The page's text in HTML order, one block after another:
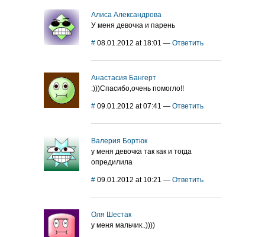
Алиса Александрова
У меня девочка и парень
# 08.01.2012 at 18:01 — Ответить
Анастасия Бангерт
:)))Спасибо,очень помогло!!
# 09.01.2012 at 07:41 — Ответить
Валерия Бортюк
у меня девочка так как и тогда
опредилила
# 09.01.2012 at 10:21 — Ответить
Оля Шестак
у меня мальчик..))))